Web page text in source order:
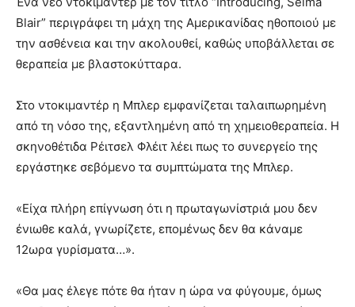
Blair” περιγράφει τη μάχη της Αμερικανίδας ηθοποιού με
την ασθένεια και την ακολουθεί, καθώς υποβάλλεται σε
θεραπεία με βλαστοκύτταρα.
Στο ντοκιμαντέρ η Μπλερ εμφανίζεται ταλαιπωρημένη
από τη νόσο της, εξαντλημένη από τη χημειοθεραπεία. Η
σκηνοθέτιδα Ρέιτσελ Φλέιτ λέει πως το συνεργείο της
εργάστηκε σεβόμενο τα συμπτώματα της Μπλερ.
«Είχα πλήρη επίγνωση ότι η πρωταγωνίστριά μου δεν
ένιωθε καλά, γνωρίζετε, επομένως δεν θα κάναμε
12ωρα γυρίσματα…».
«Θα μας έλεγε πότε θα ήταν η ώρα να φύγουμε, όμως